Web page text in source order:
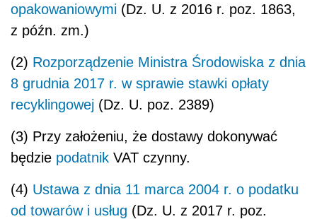
opakowaniowymi (Dz. U. z 2016 r. poz. 1863,
z późn. zm.)
(2) Rozporządzenie Ministra Środowiska z dnia
8 grudnia 2017 r. w sprawie stawki opłaty
recyklingowej (Dz. U. poz. 2389)
(3) Przy założeniu, że dostawy dokonywać
będzie podatnik VAT czynny.
(4) Ustawa z dnia 11 marca 2004 r. o podatku
od towarów i usług (Dz. U. z 2017 r. poz.